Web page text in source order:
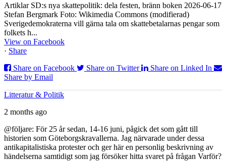
Artiklar SD:s nya skattepolitik: dela festen, bränn boken 2026-06-17
Stefan Bergmark Foto: Wikimedia Commons (modifierad)
Sverigedemokraterna vill gärna tala om skattebetalarnas pengar som
folkets h...
View on Facebook
· Share
Share on Facebook
Share on Twitter
Share on Linked In
Share by Email
Litteratur & Politik
2 months ago
@följare: För 25 år sedan, 14-16 juni, pågick det som gått till
historien som Göteborgskravallerna. Jag närvarade under dessa
antikapitalistiska protester och ger här en personlig beskrivning av
händelserna samtidigt som jag försöker hitta svaret på frågan Varför?